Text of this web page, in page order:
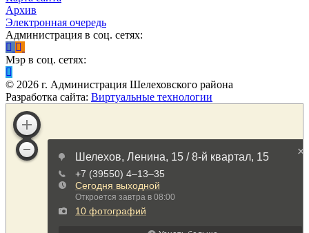
Архив
Электронная очередь
Администрация в соц. сетях:
Мэр в соц. сетях:
© 2026 г. Администрация Шелеховского района
Разработка сайта: Виртуальные технологии